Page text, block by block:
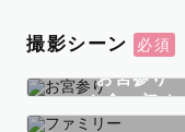
撮影シーン
お宮参り
お食い初め